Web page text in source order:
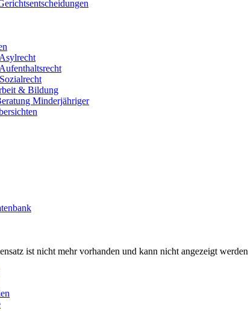
& Bildung
Minderjähriger
ist nicht mehr vorhanden und kann nicht angezeigt werden